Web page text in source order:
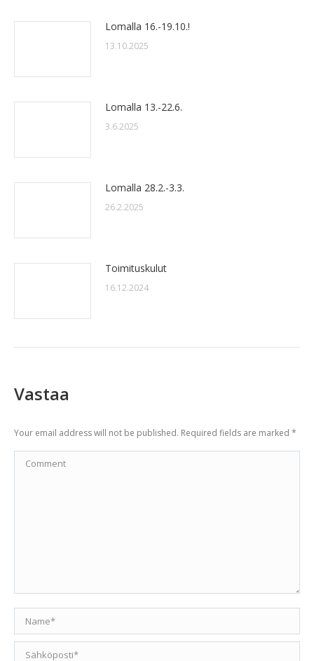
Lomalla 16.-19.10.!
13.10.2025
Lomalla 13.-22.6.
3.6.2025
Lomalla 28.2.-3.3.
26.2.2025
Toimituskulut
16.12.2024
Vastaa
Your email address will not be published. Required fields are marked *
Comment
Name *
Email *